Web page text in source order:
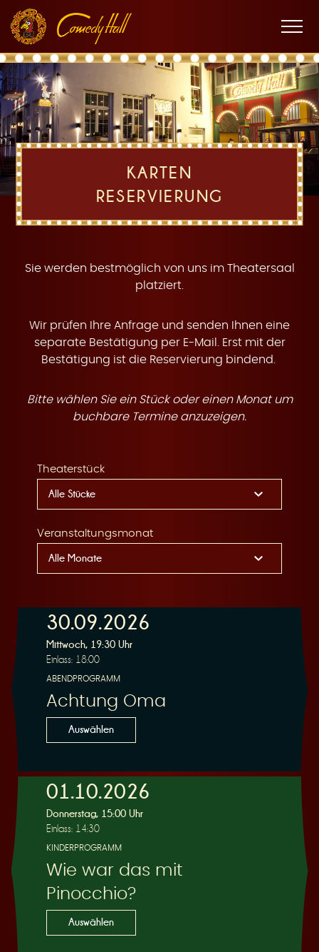
Hauptnavigation
Inhalt
Fußnavigation
K
a
r
e
R
e
s
Menü
KARTEN
RESERVIERUNG
Sie werden bestmöglich von uns im Theatersaal
platziert.
Wir prüfen Ihre Anfrage und senden Ihnen eine
separate Bestätigung per E-Mail. Erst mit der
Bestätigung ist die Reservierung bindend.
Bitte wählen Sie ein Stück oder einen Monat um
buchbare Termine anzuzeigen.
Theaterstück
Veranstaltungsmonat
30.09.2026
Mittwoch, 19:30 Uhr
Einlass: 18:00
ABENDPROGRAMM
Achtung Oma
Auswählen
01.10.2026
Donnerstag, 15:00 Uhr
Einlass: 14:30
KINDERPROGRAMM
Wie war das mit
Pinocchio?
Auswählen